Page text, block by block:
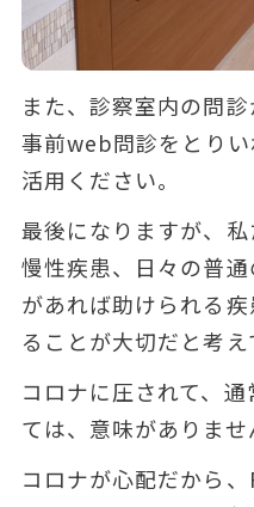
また、診察室内の問診
事前web問診をとり
活用ください。
最後になりますが、
慢性疾患、日々の普
があれば助けられる
ることが大切だと考え
コロナに圧されて、
ては、意味がありませ
コロナが心配だから